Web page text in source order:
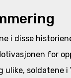
i disse
for
ulike, soldatene i